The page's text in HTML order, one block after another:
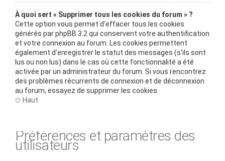
À quoi sert « Supprimer tous les cookies du forum » ?
Cette option vous permet d’effacer tous les cookies
générés par phpBB 3.2 qui conservent votre authentification
et votre connexion au forum. Les cookies permettent
également d’enregistrer le statut des messages (s’ils sont
lus ou non lus) dans le cas où cette fonctionnalité a été
activée par un administrateur du forum. Si vous rencontrez
des problèmes récurrents de connexion et de déconnexion
au forum, essayez de supprimer les cookies.
Haut
Préférences et paramètres des
utilisateurs